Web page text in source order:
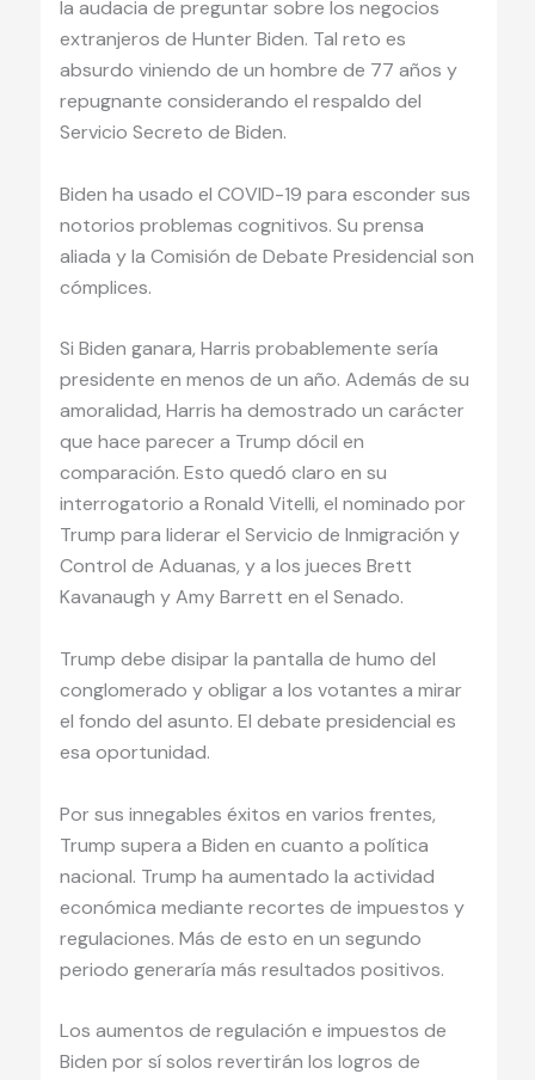
la audacia de preguntar sobre los negocios
extranjeros de Hunter Biden. Tal reto es
absurdo viniendo de un hombre de 77 años y
repugnante considerando el respaldo del
Servicio Secreto de Biden.
Biden ha usado el COVID-19 para esconder sus
notorios problemas cognitivos. Su prensa
aliada y la Comisión de Debate Presidencial son
cómplices.
Si Biden ganara, Harris probablemente sería
presidente en menos de un año. Además de su
amoralidad, Harris ha demostrado un carácter
que hace parecer a Trump dócil en
comparación. Esto quedó claro en su
interrogatorio a Ronald Vitelli, el nominado por
Trump para liderar el Servicio de Inmigración y
Control de Aduanas, y a los jueces Brett
Kavanaugh y Amy Barrett en el Senado.
Trump debe disipar la pantalla de humo del
conglomerado y obligar a los votantes a mirar
el fondo del asunto. El debate presidencial es
esa oportunidad.
Por sus innegables éxitos en varios frentes,
Trump supera a Biden en cuanto a política
nacional. Trump ha aumentado la actividad
económica mediante recortes de impuestos y
regulaciones. Más de esto en un segundo
periodo generaría más resultados positivos.
Los aumentos de regulación e impuestos de
Biden por sí solos revertirán los logros de